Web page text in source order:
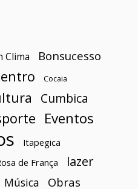
Clima Bonsucesso
Cocaia
Cumbica
Eventos
Itapegica
de França
lazer
Música Obras